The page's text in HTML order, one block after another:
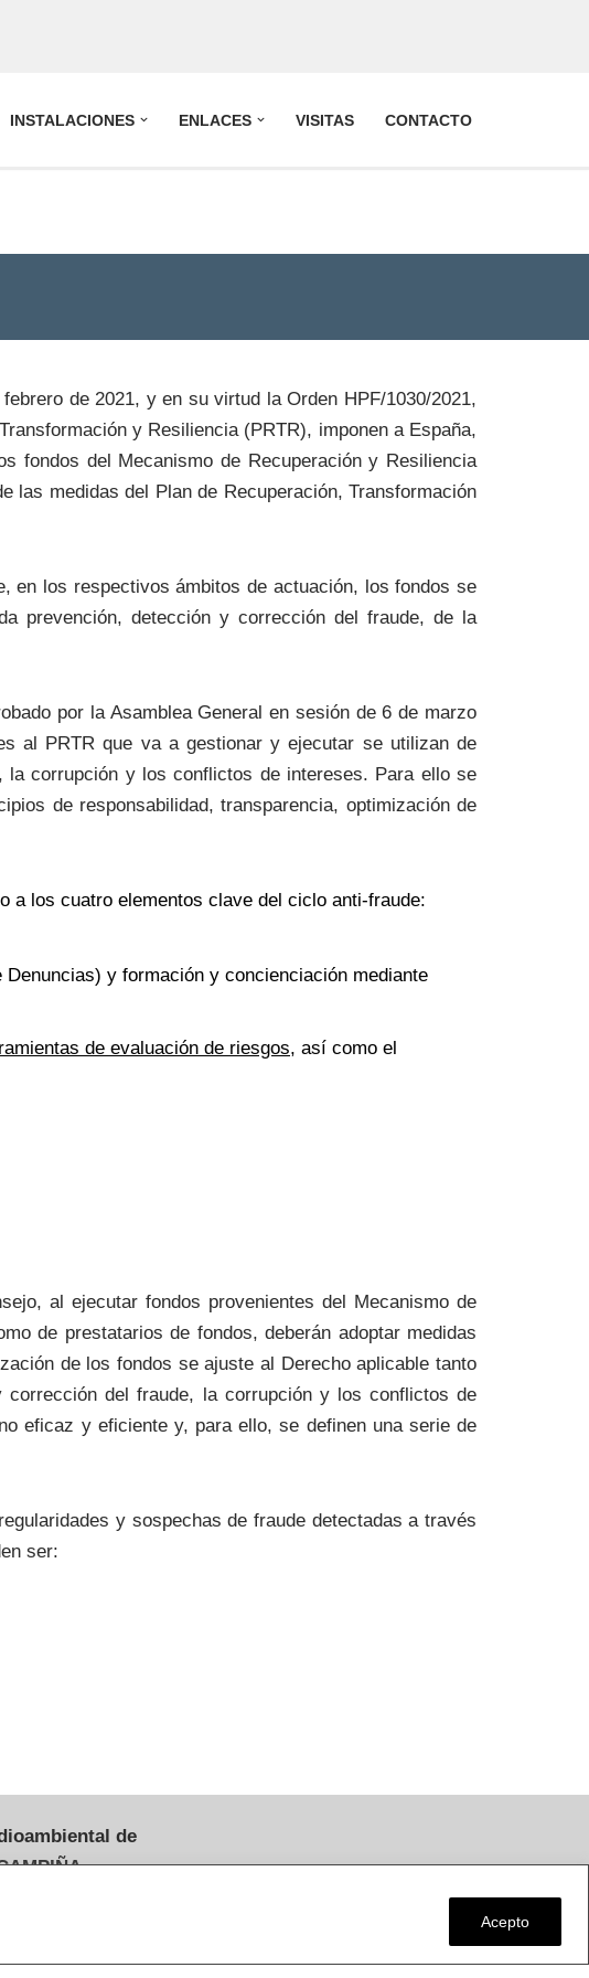
Acepto
INSTALACIONES ENLACES VISITAS CONTACTO
de 2021, y en su virtud la Orden HPF/1030/2021,
y Resiliencia (PRTR), imponen a España,
fondos del Mecanismo de Recuperación y Resiliencia
las medidas del Plan de Recuperación, Transformación
en los respectivos ámbitos de actuación, los fondos se
prevención, detección y corrección del fraude, de la
por la Asamblea General en sesión de 6 de marzo
al PRTR que va a gestionar y ejecutar se utilizan de
corrupción y los conflictos de intereses. Para ello se
de responsabilidad, transparencia, optimización de
a los cuatro elementos clave del ciclo anti-fraude:
Denuncias) y formación y concienciación mediante
de evaluación de riesgos, así como el
al ejecutar fondos provenientes del Mecanismo de
de prestatarios de fondos, deberán adoptar medidas
de los fondos se ajuste al Derecho aplicable tanto
del fraude, la corrupción y los conflictos de
eficaz y eficiente y, para ello, se definen una serie de
y sospechas de fraude detectadas a través
ser:
de
Madrid